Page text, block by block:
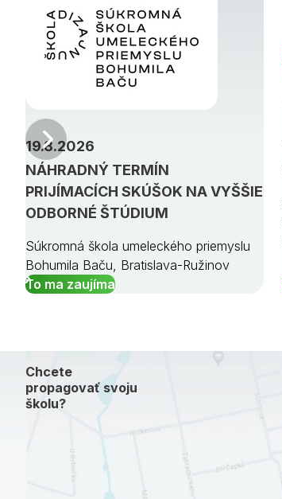
NÁHRADNÝ TERMÍN
PRIJÍMACÍCH SKÚŠOK NA VYŠŠIE
ODBORNÉ ŠTÚDIUM
19.8.2026
Súkromná škola umeleckého priemyslu
Bohumila Baču, Bratislava-Ružinov
To ma zaujíma
Predchádzajúci
Chcete
propagovať svoju
školu?